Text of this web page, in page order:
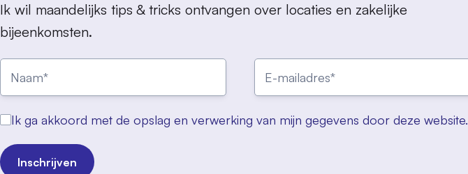
Ik wil maandelijks tips & tricks ontvangen over locaties en zakelijke
bijeenkomsten.
Ik ga akkoord met de opslag en verwerking van mijn gegevens door deze website.
Inschrijven